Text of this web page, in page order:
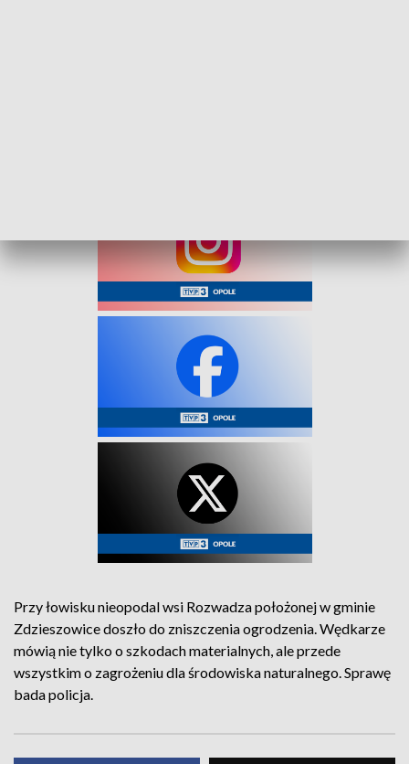
Przy łowisku nieopodal wsi Rozwadza położonej w gminie
Zdzieszowice doszło do zniszczenia ogrodzenia. Wędkarze
mówią nie tylko o szkodach materialnych, ale przede
wszystkim o zagrożeniu dla środowiska naturalnego. Sprawę
bada policja.